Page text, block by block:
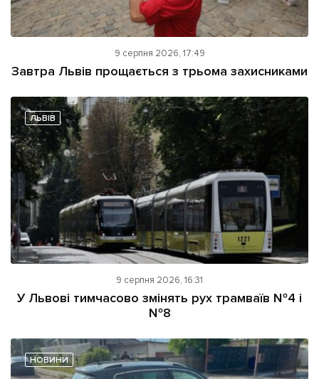
9 серпня 2026, 17:49
Завтра Львів прощається з трьома захисниками
ЛЬВІВ
9 серпня 2026, 16:31
У Львові тимчасово змінять рух трамваїв №4 і
№8
НОВИНИ